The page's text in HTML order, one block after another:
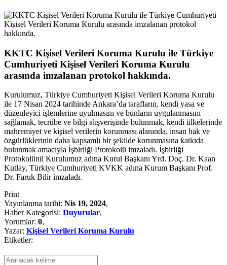
KKTC Kişisel Verileri Koruma Kurulu ile Türkiye
Cumhuriyeti Kişisel Verileri Koruma Kurulu
arasında imzalanan protokol hakkında.
Kurulumuz, Türkiye Cumhuriyeti Kişisel Verileri Koruma Kurulu
ile 17 Nisan 2024 tarihinde Ankara’da tarafların, kendi yasa ve
düzenleyici işlemlerine uyulmasını ve bunların uygulanmasını
sağlamak, tecrübe ve bilgi alışverişinde bulunmak, kendi ülkelerinde
mahremiyet ve kişisel verilerin korunması alanında, insan hak ve
özgürlüklerinin daha kapsamlı bir şekilde korunmasına katkıda
bulunmak amacıyla İşbirliği Protokolü imzaladı. İşbirliği
Protokolünü Kurulumuz adına Kurul Başkanı Yrd. Doç. Dr. Kaan
Kutlay, Türkiye Cumhuriyeti KVKK adına Kurum Başkanı Prof.
Dr. Faruk Bilir imzaladı.
Print
Yayınlanma tarihi: Nis 19, 2024,
Haber Kategorisi: Duyurular,
Yorumlar: 0,
Yazar: Kişisel Verileri Koruma Kurulu
Etiketler: